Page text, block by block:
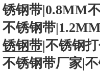
锈钢带|0.8MM
不锈钢带
锈钢带|不锈钢
不锈钢带厂家|